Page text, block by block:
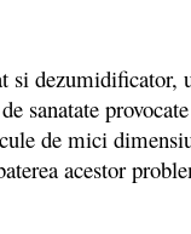
sanatate
de mici
acestor